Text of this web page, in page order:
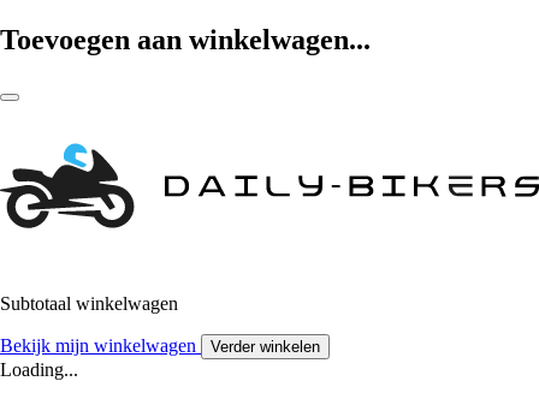
Toevoegen aan winkelwagen...
Subtotaal winkelwagen
Bekijk mijn winkelwagen Verder winkelen
Loading...